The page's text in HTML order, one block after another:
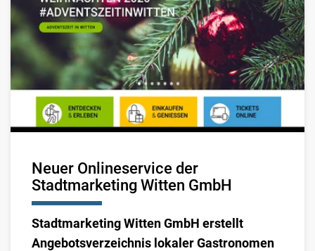
Neuer Onlineservice der
Stadtmarketing Witten GmbH
Stadtmarketing Witten GmbH erstellt
Angebotsverzeichnis lokaler Gastronomen